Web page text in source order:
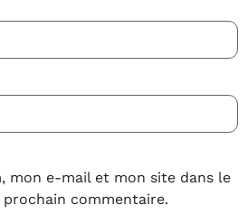
mon e-mail et mon site dans le
commentaire.